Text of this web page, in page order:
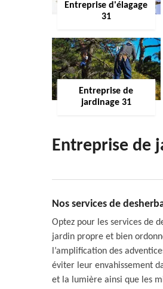
Entreprise d'élagage
31
Entreprise de
jardinage 31
Entreprise de
Nos services de
Optez pour les services de
jardin propre et bien
l’amplification des
éviter leur envahissement
et la lumière ainsi que les